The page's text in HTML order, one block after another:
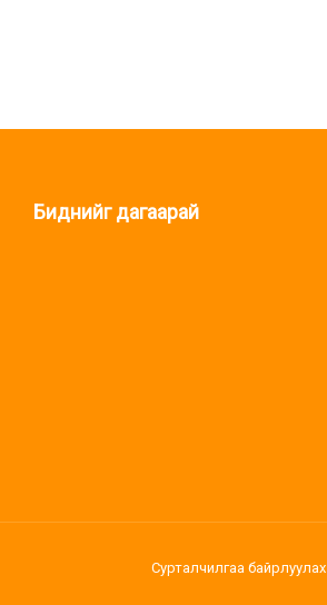
Биднийг дагаарай
Сурталчилгаа байрлуулах